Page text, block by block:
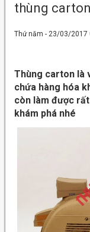
thùng carton
Thứ năm - 23/03/2017
Thùng carton là
chứa hàng hóa
còn làm được
khám phá nhé